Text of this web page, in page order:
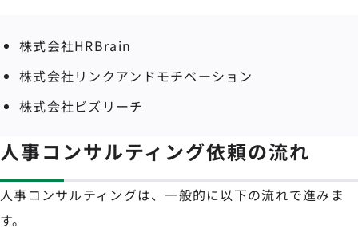
株式会社HRBrain
株式会社リンクアンドモチベーション
株式会社ビズリーチ
人事コンサルティング依頼の流れ
人事コンサルティングは、一般的に以下の流れで進みま
す。